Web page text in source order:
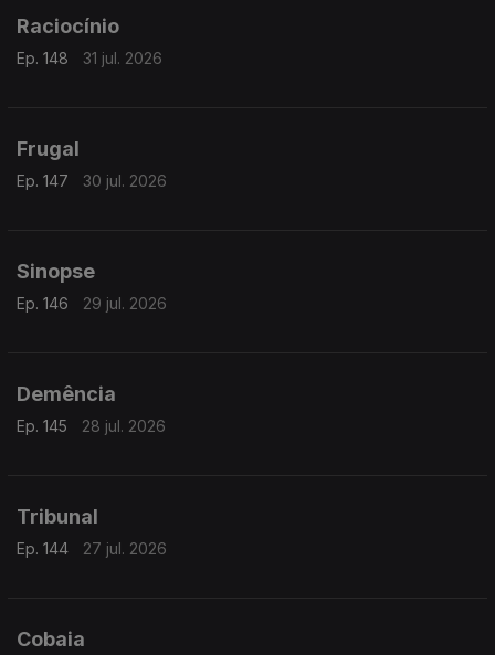
Raciocínio
Ep. 148 31 jul. 2026
Frugal
Ep. 147 30 jul. 2026
Sinopse
Ep. 146 29 jul. 2026
Demência
Ep. 145 28 jul. 2026
Tribunal
Ep. 144 27 jul. 2026
Cobaia